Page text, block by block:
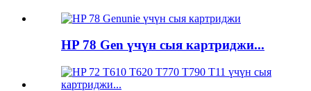
HP 78 Gen үчүн сыя картриджи...